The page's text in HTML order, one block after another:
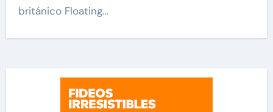
británico Floating…